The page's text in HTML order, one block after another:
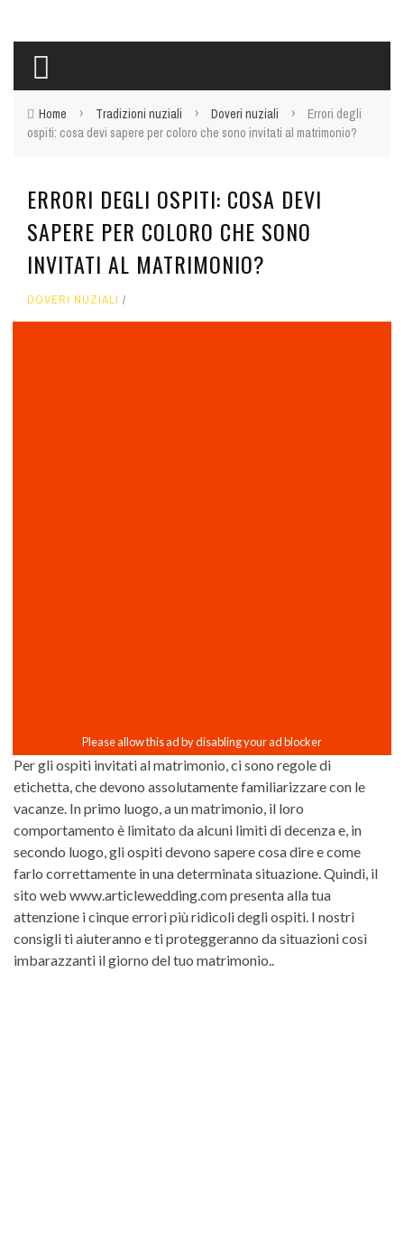
Home › Tradizioni nuziali › Doveri nuziali ›
Errori degli
ospiti: cosa devi sapere per coloro che sono invitati al matrimonio?
ERRORI DEGLI OSPITI: COSA DEVI
SAPERE PER COLORO CHE SONO
INVITATI AL MATRIMONIO?
DOVERI NUZIALI
Per gli ospiti invitati al matrimonio, ci sono regole di
etichetta, che devono assolutamente familiarizzare con le
vacanze. In primo luogo, a un matrimonio, il loro
comportamento è limitato da alcuni limiti di decenza e, in
secondo luogo, gli ospiti devono sapere cosa dire e come
farlo correttamente in una determinata situazione. Quindi, il
sito web www.articlewedding.com presenta alla tua
attenzione i cinque errori più ridicoli degli ospiti. I nostri
consigli ti aiuteranno e ti proteggeranno da situazioni così
imbarazzanti il ​​giorno del tuo matrimonio..